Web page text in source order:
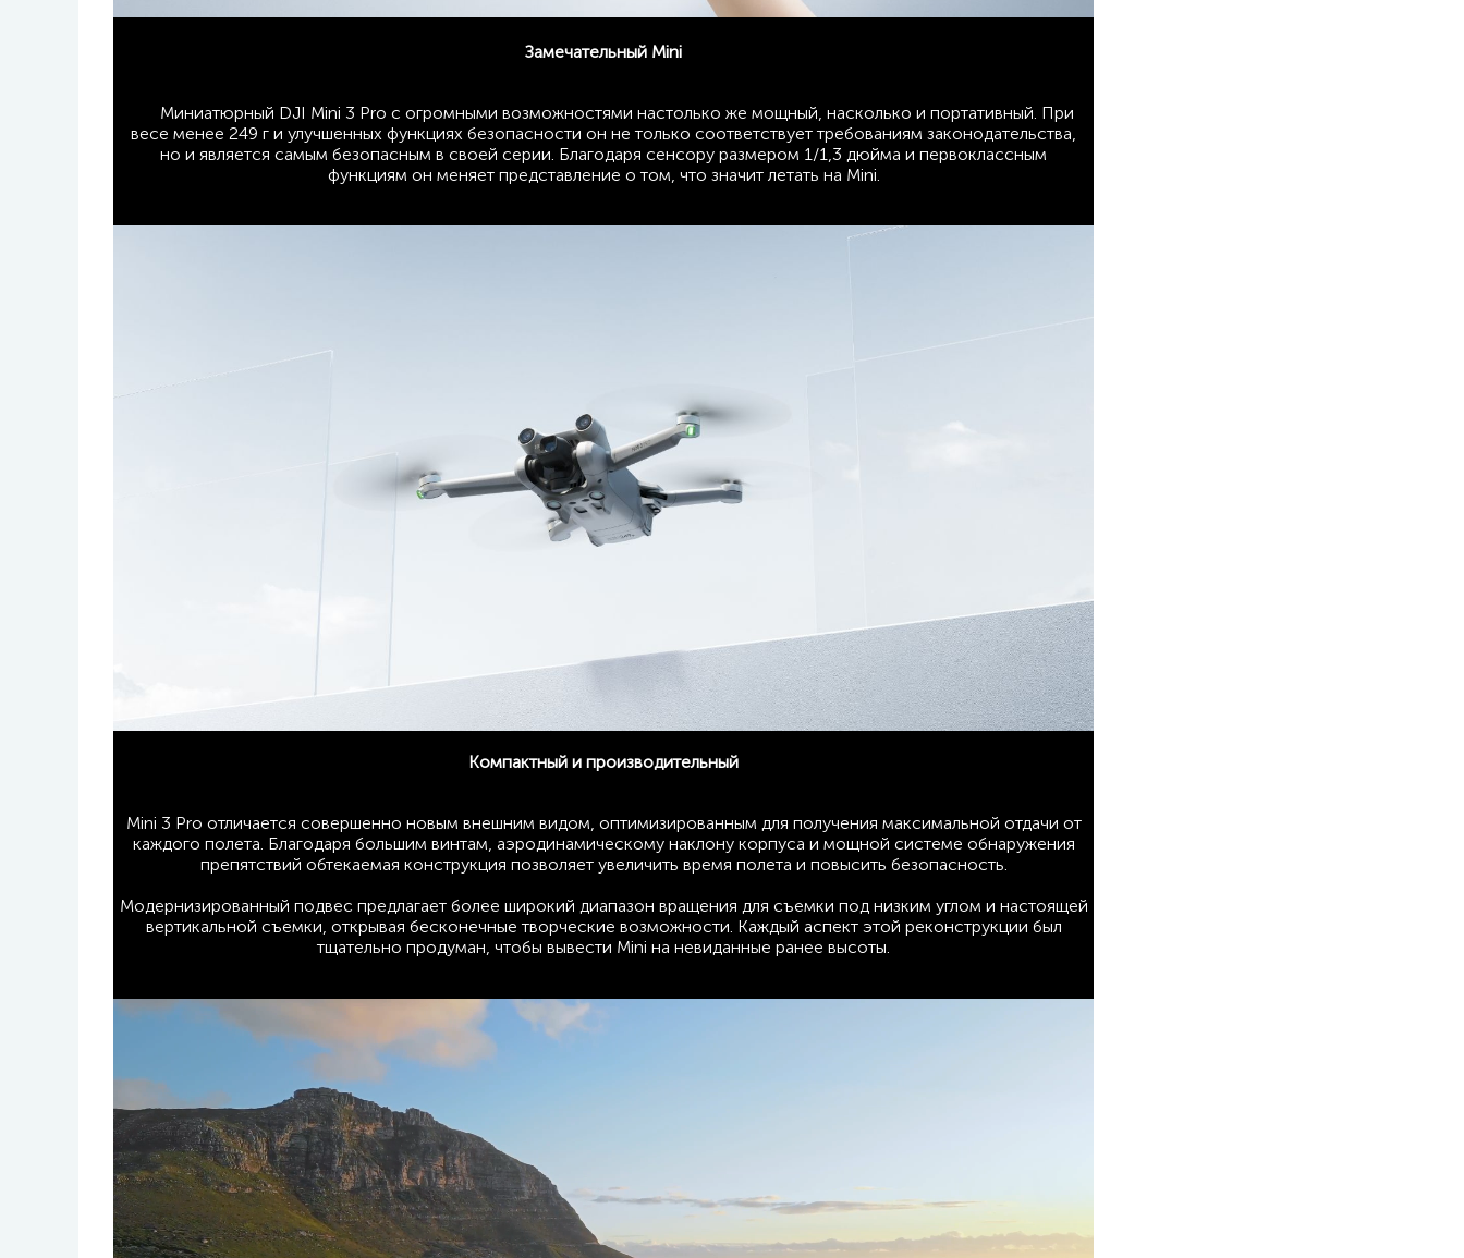
Замечательный Mini
Миниатюрный DJI Mini 3 Pro с огромными возможностями настолько же мощный, насколько и портативный. При
весе менее 249 г и улучшенных функциях безопасности он не только соответствует требованиям законодательства,
но и является самым безопасным в своей серии. Благодаря сенсору размером 1/1,3 дюйма и первоклассным
функциям он меняет представление о том, что значит летать на Mini.
Компактный и производительный
Mini 3 Pro отличается совершенно новым внешним видом, оптимизированным для получения максимальной отдачи от
каждого полета. Благодаря большим винтам, аэродинамическому наклону корпуса и мощной системе обнаружения
препятствий обтекаемая конструкция позволяет увеличить время полета и повысить безопасность.
Модернизированный подвес предлагает более широкий диапазон вращения для съемки под низким углом и настоящей
вертикальной съемки, открывая бесконечные творческие возможности. Каждый аспект этой реконструкции был
тщательно продуман, чтобы вывести Mini на невиданные ранее высоты.